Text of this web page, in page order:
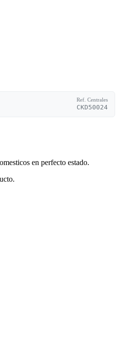
Ref. Centrales
CKD50024
en perfecto estado.